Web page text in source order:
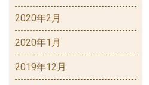
2020年2月
2020年1月
2019年12月